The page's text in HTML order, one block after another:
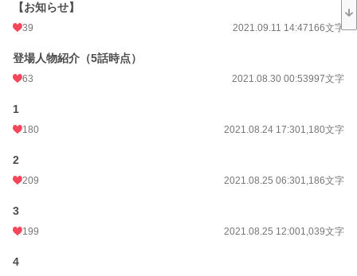
たし、そのおかげで友達も作ることができなかったわ。それに勉強をしようとす
ると苦しくなってしまうから十分にすることができなかった。
お姉様、お姉様には十分過ぎるほど幸せがあるんだから婚約者のスティーブ様は
私に頂戴」
2021年8月27日
人気ランキング1位 にランクインさせて頂きました。
【お知らせ】
39 2021.09.11 14:47166文字
登場人物紹介（5話時点）
63 2021.08.30 00:53997文字
1
180 2021.08.24 17:301,180文字
2
209 2021.08.25 06:301,186文字
3
199 2021.08.25 12:001,039文字
4